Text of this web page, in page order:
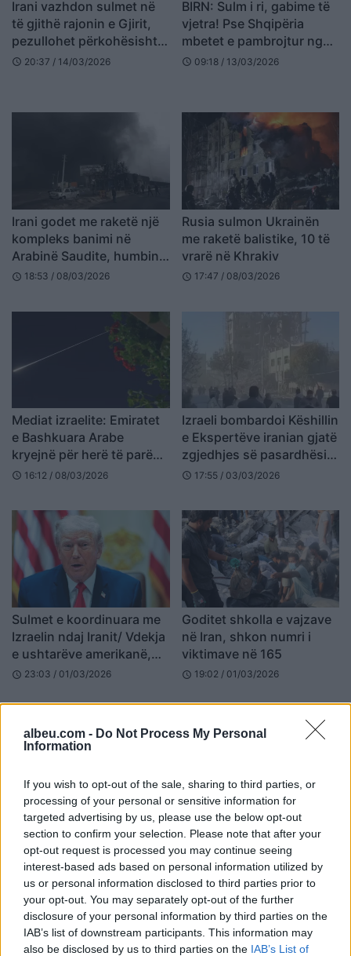
albeu.com - Do Not Process My Personal
Information
If you wish to opt-out of the sale, sharing to third parties, or
processing of your personal or sensitive information for
targeted advertising by us, please use the below opt-out
section to confirm your selection. Please note that after your
opt-out request is processed you may continue seeing
interest-based ads based on personal information utilized by
us or personal information disclosed to third parties prior to
your opt-out. You may separately opt-out of the further
disclosure of your personal information by third parties on the
IAB’s list of downstream participants. This information may
also be disclosed by us to third parties on the IAB’s List of
Irani vazhdon sulmet në
të gjithë rajonin e Gjirit,
pezullohet përkohësisht
disa operacione nafte
schedule 20:37 / 14/03/2026
BIRN: Sulm i ri, gabime të
vjetra! Pse Shqipëria
mbetet e pambrojtur nga
hakerat iranianë?
schedule 09:18 / 13/03/2026
Irani godet me raketë një
kompleks banimi në
Arabinë Saudite, humbin
jetën 2 persona dhe
schedule 18:53 / 08/03/2026
Rusia sulmon Ukrainën
me raketë balistike, 10 të
vrarë në Khrakiv
schedule 17:47 / 08/03/2026
Mediat izraelite: Emiratet
e Bashkuara Arabe
kryejnë për herë të parë
sulm në Iran
schedule 16:12 / 08/03/2026
Izraeli bombardoi Këshillin
e Ekspertëve iranian gjatë
zgjedhjes së pasardhësit
të Khameneit
schedule 17:55 / 03/03/2026
Sulmet e koordinuara me
Izraelin ndaj Iranit/ Vdekja
e ushtarëve amerikanë,
Trump kërcënon: SHBA do
schedule 23:03 / 01/03/2026
Goditet shkolla e vajzave
në Iran, shkon numri i
viktimave në 165
schedule 19:02 / 01/03/2026
Tjetër sulm në Dubai,
goditet Aeroporti
Ndërkombëtar njerëzit
dërgohen në hapësira
nëntokësore për më
shumë siguri
22:47 / 28/02/2026
Gjendet nën rrënoja trupi
liderit suprem të Iranit,
Ajatollah Ali Khamenei, u
vra pas sulmeve ajrore në
Teheran
schedule 21:51 / 28/02/2026